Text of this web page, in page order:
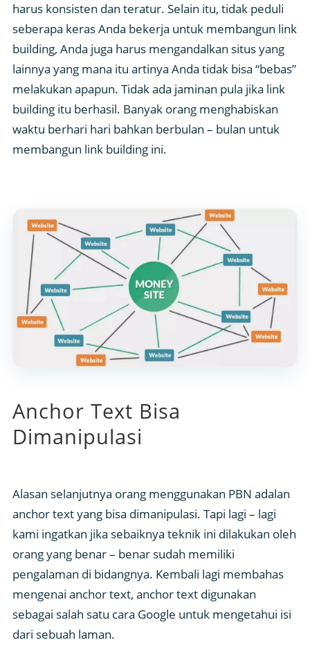
harus konsisten dan teratur. Selain itu, tidak peduli
seberapa keras Anda bekerja untuk membangun link
building, Anda juga harus mengandalkan situs yang
lainnya yang mana itu artinya Anda tidak bisa “bebas”
melakukan apapun. Tidak ada jaminan pula jika link
building itu berhasil. Banyak orang menghabiskan
waktu berhari hari bahkan berbulan – bulan untuk
membangun link building ini.
Anchor Text Bisa
Dimanipulasi
Alasan selanjutnya orang menggunakan PBN adalan
anchor text yang bisa dimanipulasi. Tapi lagi – lagi
kami ingatkan jika sebaiknya teknik ini dilakukan oleh
orang yang benar – benar sudah memiliki
pengalaman di bidangnya. Kembali lagi membahas
mengenai anchor text, anchor text digunakan
sebagai salah satu cara Google untuk mengetahui isi
dari sebuah laman.